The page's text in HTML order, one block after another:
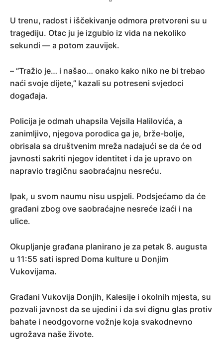
U trenu, radost i iščekivanje odmora pretvoreni su u
tragediju. Otac ju je izgubio iz vida na nekoliko
sekundi — a potom zauvijek.
– “Tražio je… i našao… onako kako niko ne bi trebao
naći svoje dijete,” kazali su potreseni svjedoci
događaja.
Policija je odmah uhapsila Vejsila Halilovića, a
zanimljivo, njegova porodica ga je, brže-bolje,
obrisala sa društvenim mreža nadajući se da će od
javnosti sakriti njegov identitet i da je upravo on
napravio tragičnu saobraćajnu nesreću.
Ipak, u svom naumu nisu uspjeli. Podsjećamo da će
građani zbog ove saobraćajne nesreće izaći i na
ulice.
Okupljanje građana planirano je za petak 8. augusta
u 11:55 sati ispred Doma kulture u Donjim
Vukovijama.
Građani Vukovija Donjih, Kalesije i okolnih mjesta, su
pozvali javnost da se ujedini i da svi dignu glas protiv
bahate i neodgovorne vožnje koja svakodnevno
ugrožava naše živote.